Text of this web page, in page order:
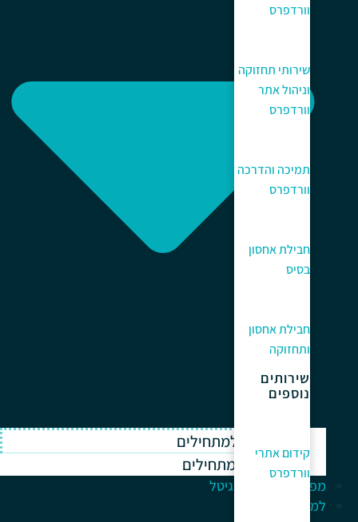
וורדפרס
שירותי תחזוקה
וניהול אתר
וורדפרס
תמיכה והדרכה
וורדפרס
חבילת אחסון
בסיס
חבילת אחסון
ותחזוקה
שירותים
נוספים
קידום אתרי
וורדפרס
וורדפרס למתחילים
ווקומרס למתחילים
מפתח לעולם הדיגיטל
למה כאן?